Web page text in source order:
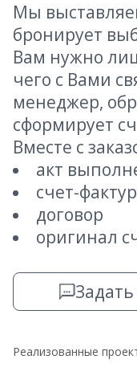
Мы
бронирует
Вам нужно
чего с Вами
менеджер,
сформирует
Вместе с
акт
счет-
договор
оригинал
Реализованные